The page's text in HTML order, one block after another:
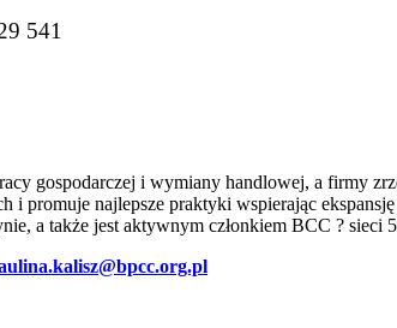
541
gospodarczej i wymiany handlowej, a firmy
najlepsze praktyki wspierając
a także jest aktywnym członkiem BCC ? sieci